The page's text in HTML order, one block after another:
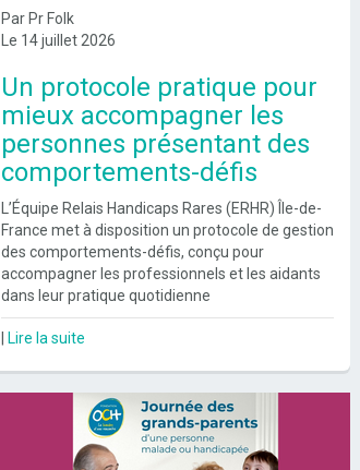
Par Pr Folk
Le 14 juillet 2026
Un protocole pratique pour
mieux accompagner les
personnes présentant des
comportements-défis
L’Équipe Relais Handicaps Rares (ERHR) Île-de-
France met à disposition un protocole de gestion
des comportements-défis, conçu pour
accompagner les professionnels et les aidants
dans leur pratique quotidienne
Lire la suite